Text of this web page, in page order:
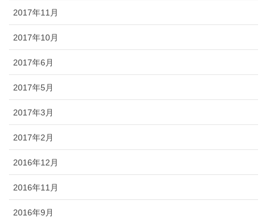
2017年11月
2017年10月
2017年6月
2017年5月
2017年3月
2017年2月
2016年12月
2016年11月
2016年9月